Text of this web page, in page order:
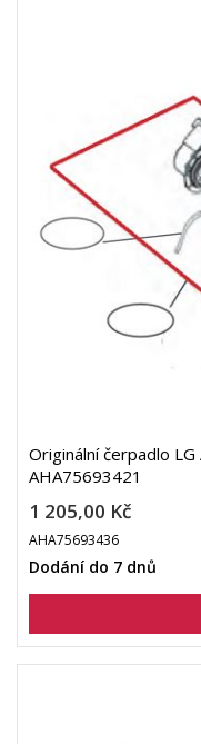
Originální čerpadlo
AHA75693421
1 205,00 Kč
AHA75693436
Dodání do 7 dnů